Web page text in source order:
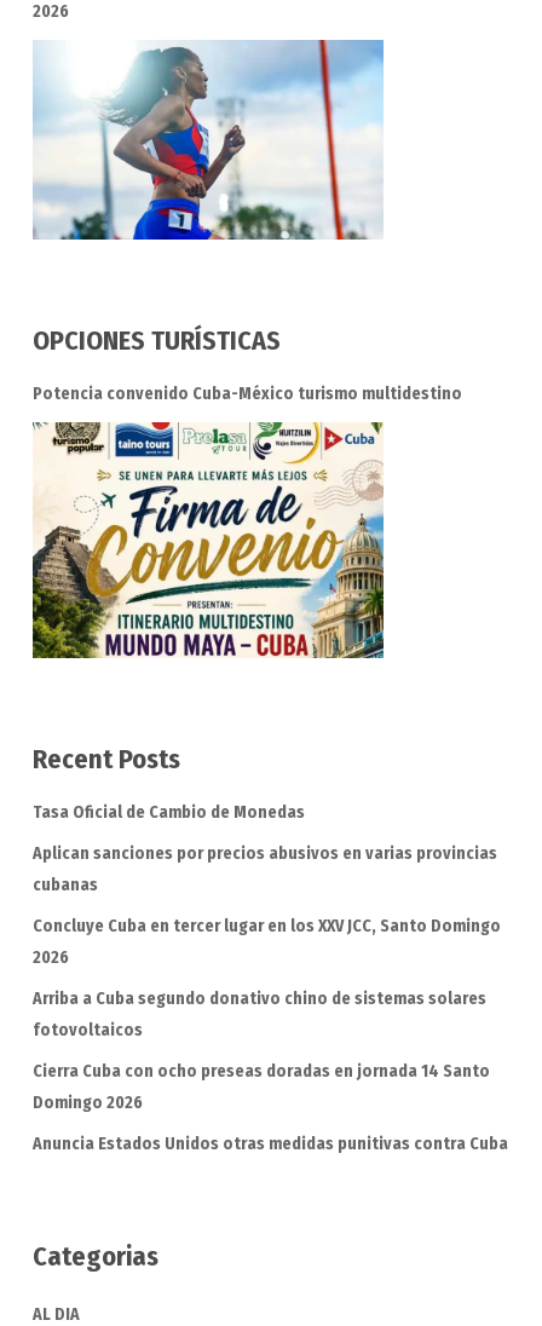
2026
OPCIONES TURÍSTICAS
Potencia convenido Cuba-México turismo multidestino
Recent Posts
Tasa Oficial de Cambio de Monedas
Aplican sanciones por precios abusivos en varias provincias
cubanas
Concluye Cuba en tercer lugar en los XXV JCC, Santo Domingo
2026
Arriba a Cuba segundo donativo chino de sistemas solares
fotovoltaicos
Cierra Cuba con ocho preseas doradas en jornada 14 Santo
Domingo 2026
Anuncia Estados Unidos otras medidas punitivas contra Cuba
Categorias
AL DIA